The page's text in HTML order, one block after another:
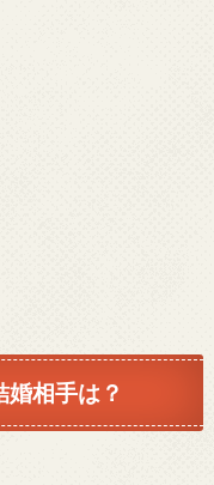
婚相手は？